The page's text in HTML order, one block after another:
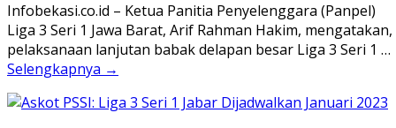
Infobekasi.co.id – Ketua Panitia Penyelenggara (Panpel)
Liga 3 Seri 1 Jawa Barat, Arif Rahman Hakim, mengatakan,
pelaksanaan lanjutan babak delapan besar Liga 3 Seri 1 …
Selengkapnya →